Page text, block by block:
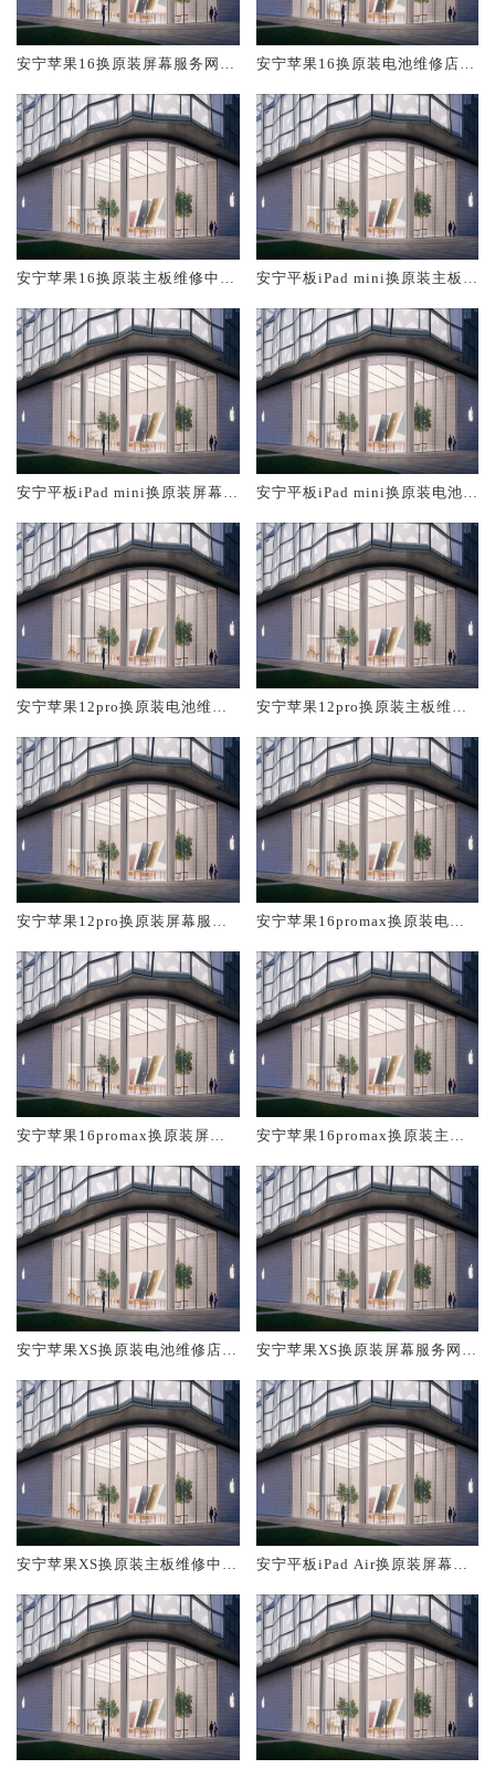
安宁苹果16换原装屏幕服务网点
安宁苹果16换原装电池维修店大
安宁苹果16换原装主板维修中心
安宁平板iPad mini换原装主板维
安宁平板iPad mini换原装屏幕服
安宁平板iPad mini换原装电池维
安宁苹果12pro换原装电池维修
安宁苹果12pro换原装主板维修
安宁苹果12pro换原装屏幕服务
安宁苹果16promax换原装电池
安宁苹果16promax换原装屏幕
安宁苹果16promax换原装主板
安宁苹果XS换原装电池维修店大
安宁苹果XS换原装屏幕服务网点
安宁苹果XS换原装主板维修中心
安宁平板iPad Air换原装屏幕服